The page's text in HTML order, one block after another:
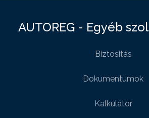
AUTOREG - Egyéb
Biztositás
Dokumentumok
Kalkulátor